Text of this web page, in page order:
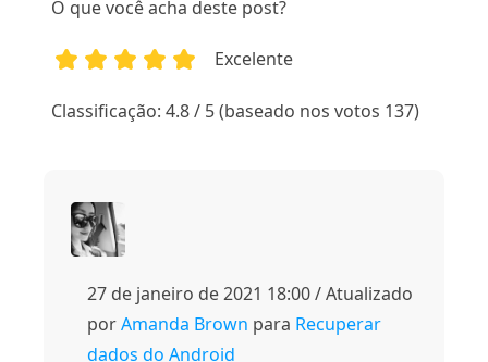
O que você acha deste post?
Excelente
Classificação: 4.8 / 5 (baseado nos votos 137)
27 de janeiro de 2021 18:00 / Atualizado
porAmanda Brown para Recuperar
dados do Android